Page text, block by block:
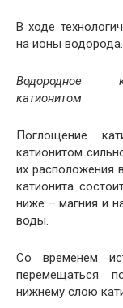
В ходе
на ионы водорода.
Водородное
катионитом
Поглощение
катионитом
их расположения
катионита
ниже – магния и
воды.
Со временем
перемещаться
нижнему слою